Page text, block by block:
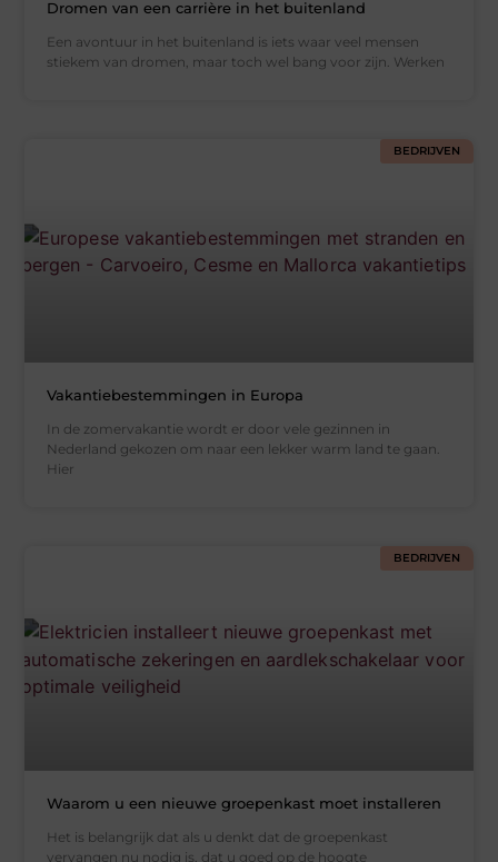
Dromen van een carrière in het buitenland
Een avontuur in het buitenland is iets waar veel mensen
stiekem van dromen, maar toch wel bang voor zijn. Werken
BEDRIJVEN
Vakantiebestemmingen in Europa
In de zomervakantie wordt er door vele gezinnen in
Nederland gekozen om naar een lekker warm land te gaan.
Hier
BEDRIJVEN
Waarom u een nieuwe groepenkast moet installeren
Het is belangrijk dat als u denkt dat de groepenkast
vervangen nu nodig is, dat u goed op de hoogte